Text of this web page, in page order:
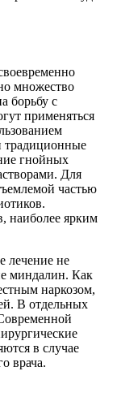
множество
борьбу с
применяться
традиционные
гнойных
Для
частью
наиболее ярким
лечение не
миндалин. Как
наркозом,
В отдельных
в случае
врача.